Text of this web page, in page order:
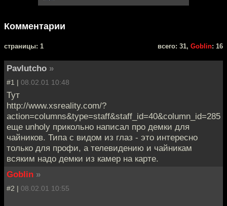
Комментарии
cтраницы: 1 всего: 31, Goblin: 16
Pavlutcho »
#1 | 08.02.01 10:48
Тут
http://www.xsreality.com/?
action=columns&type=staff&staff_id=40&column_id=285
еще unholy прикольно написал про демки для
чайников. Типа с видом из глаз - это интересно
только для профи, а телевидению и чайникам
всяким надо демки из камер на карте.
Goblin »
#2 | 08.02.01 10:55